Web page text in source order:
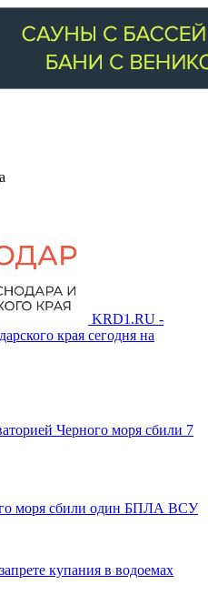
KRD1.RU -
края сегодня на
Черного моря сбили 7
моря сбили один БПЛА ВСУ
купания в водоемах